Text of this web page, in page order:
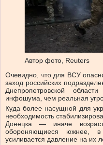
Автор фото, Reuters
Очевидно, что для ВСУ
заход российских
Днепропетровской
инфошума, чем реальная
Куда более насущной для
необходимость
Донецка — иначе
обороняющиеся южнее,
усиливается давление на их